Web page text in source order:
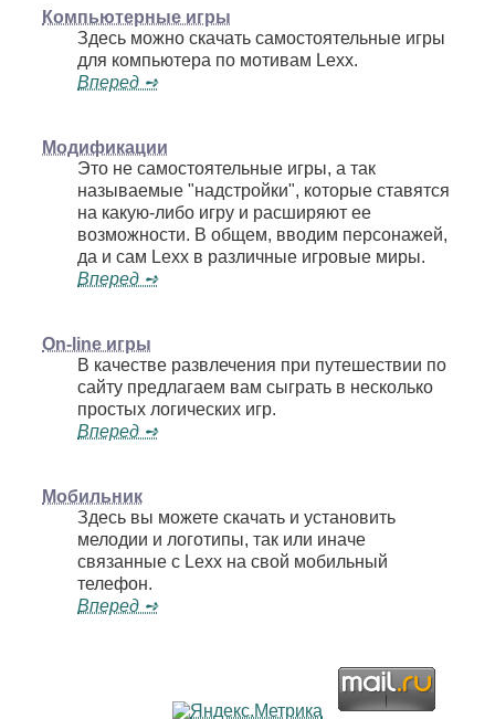
Компьютерные игры
Здесь можно скачать самостоятельные игры
для компьютера по мотивам Lexx.
Вперед ➺
Модификации
Это не самостоятельные игры, а так
называемые "надстройки", которые ставятся
на какую-либо игру и расширяют ее
возможности. В общем, вводим персонажей,
да и сам Lexx в различные игровые миры.
Вперед ➺
On-line игры
В качестве развлечения при путешествии по
сайту предлагаем вам сыграть в несколько
простых логических игр.
Вперед ➺
Мобильник
Здесь вы можете скачать и установить
мелодии и логотипы, так или иначе
связанные с Lexx на свой мобильный
телефон.
Вперед ➺